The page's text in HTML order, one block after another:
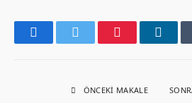
FacebookTwitter Pinterest
ÖNCEKI MAKALE